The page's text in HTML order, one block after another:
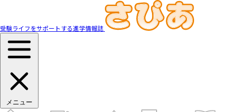
受験ライフをサポートする進学情報誌
メニュー